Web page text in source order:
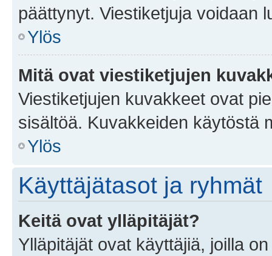
päättynyt. Viestiketjuja voidaan
Ylös
Mitä ovat viestiketjujen
Viestiketjujen kuvakkeet ovat
sisältöä. Kuvakkeiden käytöstä
Ylös
Käyttäjätasot ja ryhmät
Keitä ovat ylläpitäjät?
Ylläpitäjät ovat käyttäjiä, joilla